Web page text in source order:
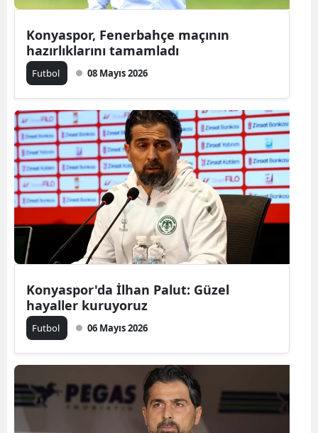
Konyaspor, Fenerbahçe maçının
hazırlıklarını tamamladı
Futbol 08 Mayıs 2026
Konyaspor'da İlhan Palut: Güzel
hayaller kuruyoruz
Futbol 06 Mayıs 2026